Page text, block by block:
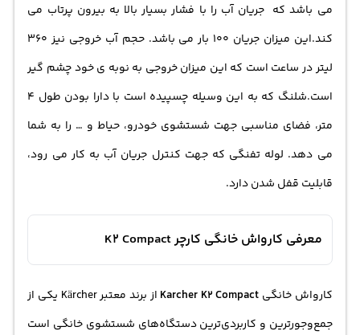
می باشد که جریان آب را با فشار بسیار بالا به بیرون پرتاب می
کند.این میزان جریان 100 بار می باشد. حجم آب خروجی نیز 360
لیتر در ساعت است که این میزان خروجی به نوبه ی خود چشم گیر
است.شلنگ که به این وسیله چسپیده است با دارا بودن طول 4
متر، فضای مناسبی جهت شستشوی خودرو، حیاط و … را به شما
می دهد. لوله تفنگی که جهت کنترل جریان آب به کار می رود،
قابلیت قفل شدن دارد.
معرفی کارواش خانگی کارچر K2 Compact
کارواش خانگی Karcher K2 Compact
از برند معتبر Kärcher یکی از
جمع‌وجورترین و کاربردی‌ترین دستگاه‌های شستشوی خانگی است